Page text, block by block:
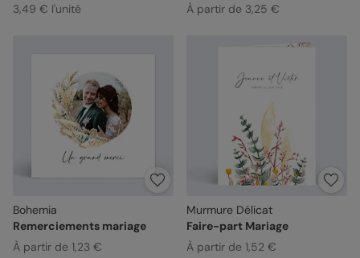
3,49 € l'unité
À partir de 3,25 €
Bohemia
Remerciements mariage
À partir de 1,23 €
Murmure Délicat
Faire-part Mariage
À partir de 1,52 €